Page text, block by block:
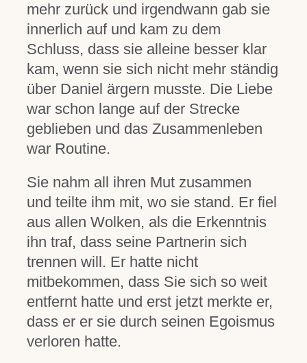
mehr zurück und irgendwann gab sie
innerlich auf und kam zu dem
Schluss, dass sie alleine besser klar
kam, wenn sie sich nicht mehr ständig
über Daniel ärgern musste. Die Liebe
war schon lange auf der Strecke
geblieben und das Zusammenleben
war Routine.
Sie nahm all ihren Mut zusammen
und teilte ihm mit, wo sie stand. Er fiel
aus allen Wolken, als die Erkenntnis
ihn traf, dass seine Partnerin sich
trennen will. Er hatte nicht
mitbekommen, dass Sie sich so weit
entfernt hatte und erst jetzt merkte er,
dass er er sie durch seinen Egoismus
verloren hatte.